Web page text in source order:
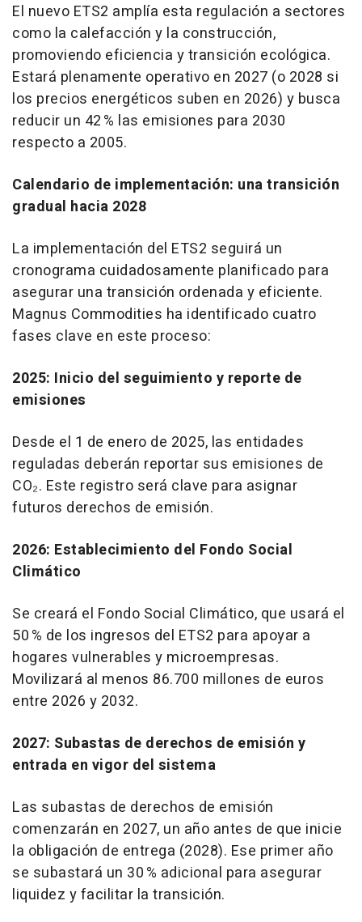
El nuevo ETS2 amplía esta regulación a sectores
como la calefacción y la construcción,
promoviendo eficiencia y transición ecológica.
Estará plenamente operativo en 2027 (o 2028 si
los precios energéticos suben en 2026) y busca
reducir un 42 % las emisiones para 2030
respecto a 2005.
Calendario de implementación: una transición
gradual hacia 2028
La implementación del ETS2 seguirá un
cronograma cuidadosamente planificado para
asegurar una transición ordenada y eficiente.
Magnus Commodities ha identificado cuatro
fases clave en este proceso:
2025: Inicio del seguimiento y reporte de
emisiones
Desde el 1 de enero de 2025, las entidades
reguladas deberán reportar sus emisiones de
CO₂. Este registro será clave para asignar
futuros derechos de emisión.
2026: Establecimiento del Fondo Social
Climático
Se creará el Fondo Social Climático, que usará el
50 % de los ingresos del ETS2 para apoyar a
hogares vulnerables y microempresas.
Movilizará al menos 86.700 millones de euros
entre 2026 y 2032.
2027: Subastas de derechos de emisión y
entrada en vigor del sistema
Las subastas de derechos de emisión
comenzarán en 2027, un año antes de que inicie
la obligación de entrega (2028). Ese primer año
se subastará un 30 % adicional para asegurar
liquidez y facilitar la transición.